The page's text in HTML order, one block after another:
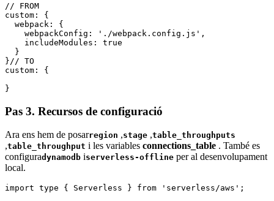
// FROM
custom: {
  webpack: {
    webpackConfig: './webpack.config.js',
    includeModules: true
  }
}// TO
custom: {
}
Pas 3. Recursos de configuració
Ara ens hem de posarregion ,stage ,table_throughputs
,table_throughput i les variables connections_table . També es
configuradynamodb iserverless-offline per al desenvolupament
local.
import type { Serverless } from 'serverless/aws';